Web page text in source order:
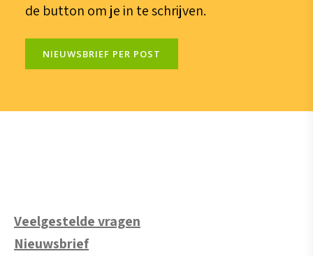
de button om je in te schrijven.
NIEUWSBRIEF PER POST
Veelgestelde vragen
Nieuwsbrief